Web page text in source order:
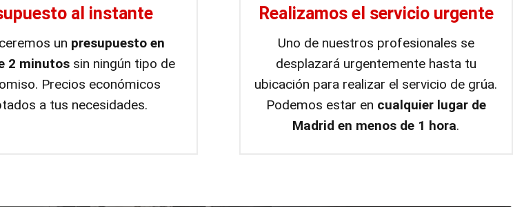
al instante
un presupuesto en
2 minutossin ningún tipo de
Precios económicos
a tus necesidades.
Realizamos el servicio urgente
Uno de nuestros profesionales se
desplazará urgentemente hasta tu
ubicación para realizar el servicio de grúa.
Podemos estar en cualquier lugar de
Madrid en menos de 1 hora.